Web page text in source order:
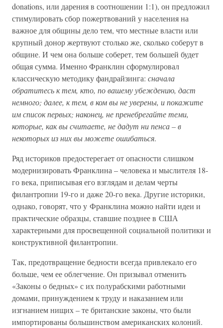
donations, или дарения в соотношении 1:1), он предложил
стимулировать сбор пожертвований у населения на
важное для общины дело тем, что местные власти или
крупный донор жертвуют столько же, сколько соберут в
общине. И чем она больше соберет, тем большей будет
общая сумма. Именно Франклин сформулировал
классическую методику фандрайзинга: сначала
обратитесь к тем, кто, по вашему убеждению, даст
немного; далее, к тем, в ком вы не уверены, и покажите
им список первых; наконец, не пренебрегайте теми,
которые, как вы считаете, не дадут ни пенса – в
некоторых из них вы можете ошибаться.
Ряд историков предостерегает от опасности слишком
модернизировать Франклина – человека и мыслителя 18-
го века, приписывая его взглядам и делам черты
филантропии 19-го и даже 20-го века. Другие историки,
однако, говорят, что у Франклина можно найти идеи и
практические образцы, ставшие позднее в США
характерными для просвещенной социальной политики и
конструктивной филантропии.
Так, предотвращение бедности всегда привлекало его
больше, чем ее облегчение. Он призывал отменить
«Законы о бедных» с их полурабскими работными
домами, принуждением к труду и наказанием или
изгнанием нищих – те британские законы, что были
импортированы большинством американских колоний.